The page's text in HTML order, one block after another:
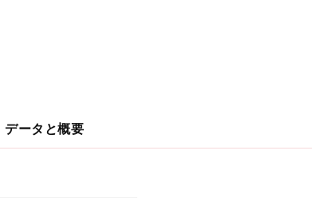
データと概要